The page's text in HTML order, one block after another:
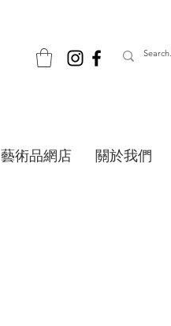
藝術品網店 關於我們